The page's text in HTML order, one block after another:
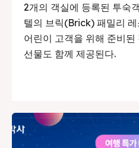
2개의 객실에 등록된 투숙
텔의 브릭(Brick) 패밀리
어린이 고객을 위해 준비
선물도 함께 제공된다.